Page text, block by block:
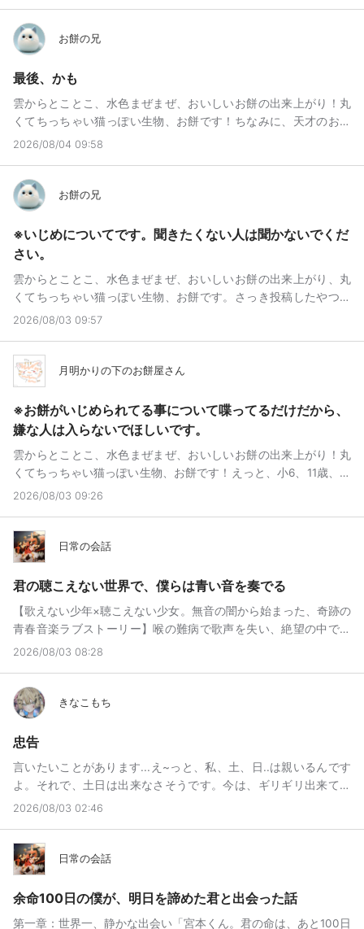
風や、火（熱）が北半球を襲っているわけです象徴的ですね火災
（山火事）や爆発、、あと包丁や刃を振り回す事件も多いですね
早く通り過ぎてほしいですないさ8/7になれば立秋となりもうすぐ
わり目が明後日からきます。もう少しの我慢ですねさて今週はこ
こまでお疲れ様でした今夜もありがとうございました。お楽しみ
様でした。。また来週また来週ー、
すねすみません、低浮上になります今日からです受験やばいやば
い普通に焦るだから低浮上です何回も言います低浮上ですごめん
なさいではばいもち！
お餅の兄
最後、かも
雲からとことこ、水色まぜまぜ、おいしいお餅の出来上がり！丸
くてちっちゃい猫っぽい生物、お餅です！ちなみに、天才のお餅
です！お人間さん、こんにちは！えっと、最後かもって題名だけ
っちゃったよ(笑)えっと、仲良くしてくれてありがとうございます
迷惑かけてごめんなさいリアルの友達ネットの友達インターネッ
ト上での兄、インターネット上での姉、色んな人と仲良く出来て
色んな人に迷惑かけちゃってこんにちはこんにちは最後ってどう
いうことですか？さぁ、？ダメダメな私だったけど仲良くしてく
れてありがとうございます迷惑かけてごめんなさい最後ってわけ
じゃないかもしれませんけど多分ダメっていうかもう、無理だか
ら、思ったこと言っていく！みたいな(笑)もしかしてお餅さん
れる人にとって、こんなに行きにくい世界を直せ！◯にたいんじ
ゃない初めから、居なかったことにしたい！そうしたら楽だか
ら！学校とか休むだけで怒られるんだそんな、この世界を直す人
を探してるいじめられる人ほど生きるのが辛いこの世界にしんど
い世界にこうやって生きて歩いてまばたきしたり生きるのがつか
きてなんの価値になるの？生きててなんの幸せが訪れるの？生き
てて、何？生きてるから、生きてるだけで幸せとかそんなの言い
聞かせじゃん？生きてるだけで幸せって言ってる人もすてきだと
思うけどいじめを知ったしゅんかん、幸は不幸に入れ替わる心が
弱いってさ、そんなに弱いことかなそんなに悪いことかな悪い事
と良い事の区別もつかない私だよ？大丈夫なわけないじゃん、自
められてて生きるのも呼吸をするのも嫌になって自分は本当に1回
2階の窓から飛び降りましたへぇ呼吸をするのも嫌になる、か同じ
ですねでも自分は今は生きるのは辛いけど守りたい人もできた私
いますへぇ今は守るべき人がいなかったりしても、いつかは守り
たい人もできてくると思います自分はお餅さんには感謝してます
私感謝された、(笑)LIVE始めるときの最初の言葉も作ってくれた
し何より自分はChaCastを始めて最初に出会った人がお餅さんで
2026/08/04 09:58
お餅の兄
※いじめについてです。聞きたくない人は聞かないでくだ
さい。
雲からとことこ、水色まぜまぜ、おいしいお餅の出来上がり、丸
くてちっちゃい猫っぽい生物、お餅です。さっき投稿したやつの
続き言い切れなかった、仲良くしてくれた人に感謝と謝罪しない
私の話を聞いてくれてありがとう私と仲良くなってくれてありが
とういじめられてることは言ったっけけどねななちゃんがいたか
ら私の心軽くなったよありがとうごめん浮上する前に居なくなっ
ちゃったらお話できないねほんとうにごめんなさい。次、龍兄龍
兄とはMagmaが最初に会った時だよねMagmaで、お兄ちゃんに
なってくれてChatCastでもMetaLifeでも仲良くしてくれてほんと
にありがとう。お兄ちゃんとして話相手になってくれてありがと
うものすごく感謝してますこんなに私がぼろぼろになってるって
かすら分かんないよね、(笑)ごめんね言えなくてごめんなさい私は
ダメダメだけど、インターネット上でお兄ちゃんになってくれて
ほんとにありがとう。次に、大森🍊ちゃんみかちゃ！低浮上だよ
ね見るかな？ありがと！私と仲良くなってくれて一緒に話してく
めっちゃ可愛い！インターネット上では、色んな人と話ができて
色んな人と笑って色んな人と出会えて嬉しかったです。心が軽く
なりました迷惑かけてごめんなさい私が自覚ないのに迷惑かけて
いたらほんとうにごめんなさい誰も見てないよね？まだ自◯はし
ない生きる意味は無いけど◯ぬ意味もないからまだ、まだしな
い。いつするか分からないけど出来損ないの私はごめんなさいと
生んでくれたことご飯をくれるお風呂に入れてくれる家がある名
前があるこれを普通だと思ってはいけないけど生活が出来るだけ
で幸せだから親からもらった大切な名前大事けど名前でいじめら
できなくなって心を制御できなくなって◯ねとか言われても◯な
ないしバカって言われてもバカじゃないしアホでもないしクソで
もないしいじめられる方が弱いのか？いじめてる人の心が弱いの
か？誰が悪いとか無いしだからって誰かが良いわけでも無いしな
2026/08/03 09:57
月明かりの下のお餅屋さん
※お餅がいじめられてる事について喋ってるだけだから、
嫌な人は入らないでほしいです。
雲からとことこ、水色まぜまぜ、おいしいお餅の出来上がり！丸
くてちっちゃい猫っぽい生物、お餅です！えっと、小6、11歳、い
じめにあってます。あってる、って漢字あるんかな？まぁ、いじ
が4人くらい横になって、手を叩きながらバカ、とか嫌なこと言っ
てきて泣いたらもっとバカにされるんだろうな、って思って泣く
の我慢して担任に相談したら、「ほっといたら言わなくなる」っ
今の小6も未だ続いてるわけです一応名前には、無期限休止中って
書いてあるんですけどなんでここに居るかって言うと自◯しない
ためなんですねその人、いますぐ、先生に言いますー、誰？ぁ、
しておぉ、送りますね。ないす続けますねはい、自◯しないため
なんですけど私リスカとかはしなくて推しとか、ネッ友とかリア
友も生きる目印にしてる勝手に目印にしてごめんなさい最近自分
責めれないんよね従兄弟がいるから兄弟...、？いとこ私のお母さ
んのお姉ちゃんの子ども？おけ大学生と大学院生のお兄ちゃん2
人。ありがと、ごめん自分責める時は、私の家の寝る前の時間な
んやけど、うん、いとこが居るから、おばあちゃんの家に泊まっ
てて、責める時間が作れんのよねやき、最近ストレス溜まってる
だからここで話してるそうなんですか...なんで敬語？(笑)まぁ、女
子だから体調不良多いんですけど、はい、それでも塾行ってるの
うん、けど、妹は何も理解してないしうん、言ったら言いふらし
習せずにタブレットばっかり！」つってうん、腹蹴られて、ぶん
殴られて、小3だからあんまり力ないしあざがぎりぎりできないく
2026/08/03 09:26
日常の会話
君の聴こえない世界で、僕らは青い音を奏でる
【歌えない少年×聴こえない少女。無音の闇から始まった、奇跡の
青春音楽ラブストーリー】喉の難病で歌声を失い、絶望の中で海
沿いの町へやってきた高校生の蒼太。そこで彼は、少しずつ耳の
曲があるの」言葉も音も失いかける二人は、一冊の五線譜を『無
音のカンヴァス』に見立て、視線と、呼吸と、鍵盤の振動だけで
心を通わせていく。しかし、残酷なタイムリミットはすぐそこま
め合うように惹かれ合う二人。幾多の試練の果てに、二人が夏の
終わりの海辺で紡ぎ出した「奇跡のアンサンブル」とは？第一
章：潮風のピアノ、とびきり不器用な君の声高校最後の夏休みが
に音を失いかけていた。僕――阿澄蒼太（あすみ そうた）は、
元々はSNSで少し名の知れた、アマチュアバンドのボーカルだっ
た。だけど三ヶ月前、突如として喉の難病を患い、高音を出そう
とすると声が激しくかすれるようになってしまった。医者からは
「これ以上歌えば、一生声を失うかもしれない」と告げられ、僕
2026/08/03 08:28
きなこもち
忠告
言いたいことがあります...え~っと、私、土、日..は親いるんです
よ。それで、土日は出来なさそうです。今は、ギリギリ出来てる
んですけど...それと、時々、親が帰ってきて、閉じるときとか、
2026/08/03 02:46
日常の会話
余命100日の僕が、明日を諦めた君と出会った話
第一章：世界一、静かな出会い「宮本くん。君の命は、あと100日